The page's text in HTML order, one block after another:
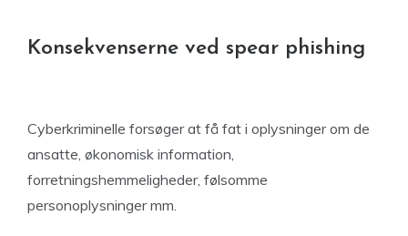
Konsekvenserne ved spear phishing
Cyberkriminelle forsøger at få fat i oplysninger om de
ansatte, økonomisk information,
forretningshemmeligheder, følsomme
personoplysninger mm.